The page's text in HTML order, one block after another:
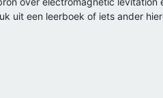
uit een leerboek of iets ander